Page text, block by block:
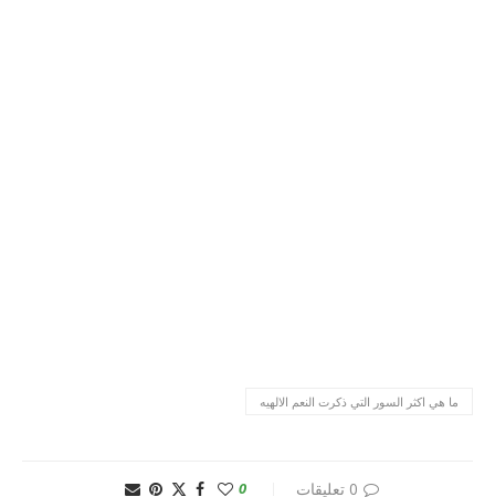
ما هي اكثر السور التي ذكرت النعم الالهيه
0 تعليقات 0